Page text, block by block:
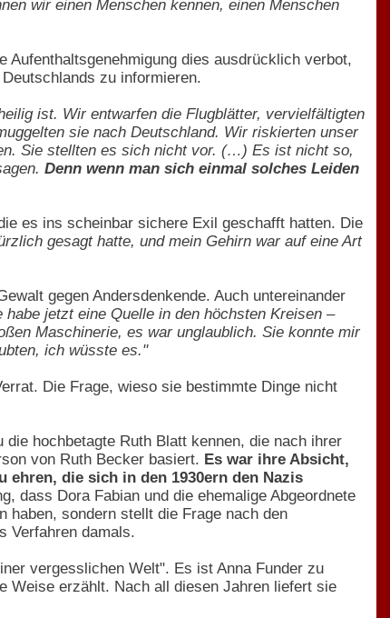
wir einen Menschen kennen, einen Menschen
dies ausdrücklich verbot,
zu informieren.
ist. Wir entwarfen die Flugblätter, vervielfältigten
sie nach Deutschland. Wir riskierten unser
Sie stellten es sich nicht vor. (…) Es ist nicht so,
Denn wenn man sich einmal solches Leiden
es ins scheinbar sichere Exil geschafft hatten. Die
gesagt hatte, und mein Gehirn war auf eine Art
gegen Andersdenkende. Auch untereinander
habe jetzt eine Quelle in den höchsten Kreisen –
Maschinerie, es war unglaublich. Sie konnte mir
ich wüsste es."
Die Frage, wieso sie bestimmte Dinge nicht
hochbetagte Ruth Blatt kennen, die nach ihrer
von Ruth Becker basiert. Es war ihre Absicht,
ehren, die sich in den 1930ern den Nazis
dass Dora Fabian und die ehemalige Abgeordnete
haben, sondern stellt die Frage nach den
Verfahren damals.
vergesslichen Welt". Es ist Anna Funder zu
Weise erzählt. Nach all diesen Jahren liefert sie